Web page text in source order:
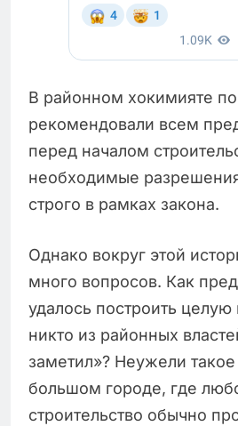
В районном хокимияте
рекомендовали всем
перед началом
необходимые
строго в рамках закона.
Однако вокруг этой
много вопросов. Как
удалось построить целую
никто из районных
заметил»? Неужели
большом городе, где
строительство обычно